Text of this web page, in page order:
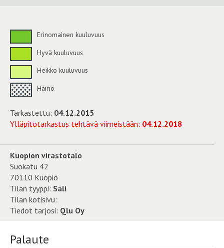
Erinomainen kuuluvuus
Hyvä kuuluvuus
Heikko kuuluvuus
Häiriö
Tarkastettu: 04.12.2015
Ylläpitotarkastus tehtävä viimeistään: 04.12.2018
Kuopion virastotalo
Suokatu 42
70110 Kuopio
Tilan tyyppi: Sali
Tilan kotisivu:
Tiedot tarjosi: Qlu Oy
Palaute